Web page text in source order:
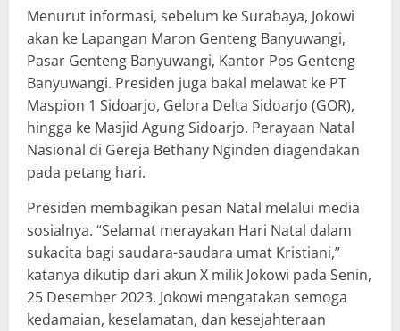
Menurut informasi, sebelum ke Surabaya, Jokowi
akan ke Lapangan Maron Genteng Banyuwangi,
Pasar Genteng Banyuwangi, Kantor Pos Genteng
Banyuwangi. Presiden juga bakal melawat ke PT
Maspion 1 Sidoarjo, Gelora Delta Sidoarjo (GOR),
hingga ke Masjid Agung Sidoarjo. Perayaan Natal
Nasional di Gereja Bethany Nginden diagendakan
pada petang hari.
Presiden membagikan pesan Natal melalui media
sosialnya. “Selamat merayakan Hari Natal dalam
sukacita bagi saudara-saudara umat Kristiani,”
katanya dikutip dari akun X milik Jokowi pada Senin,
25 Desember 2023. Jokowi mengatakan semoga
kedamaian, keselamatan, dan kesejahteraan